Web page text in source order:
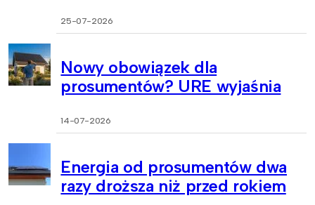
25-07-2026
Nowy obowiązek dla
prosumentów? URE wyjaśnia
14-07-2026
Energia od prosumentów dwa
razy droższa niż przed rokiem